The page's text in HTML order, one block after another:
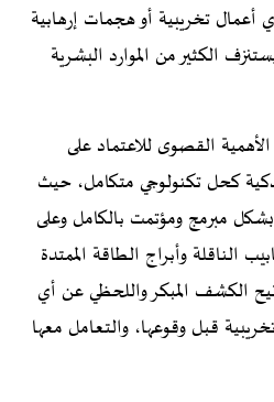
أعمال تخريبية أو هجمات إرهابية
الكثير من الموارد البشرية
القصوى للاعتماد على
كحل تكنولوجي متكامل، حيث
مبرمج ومؤتمت بالكامل وعلى
الناقلة وأبراج الطاقة الممتدة
الكشف المبكر واللحظي عن أي
قبل وقوعها، والتعامل معها